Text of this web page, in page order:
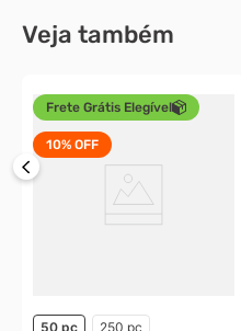
Veja também
Frete Grátis Elegível
10% OFF
50 pç 250 pç